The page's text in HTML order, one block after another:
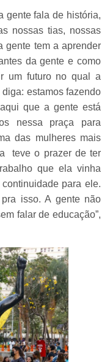
gente fala de história,
nossas tias, nossas
gente tem a aprender
da gente e como
um futuro no qual a
estamos fazendo
que a gente está
nessa praça para
das mulheres mais
teve o prazer de ter
que ela vinha
para ele.
isso. A gente não
falar de educação”,